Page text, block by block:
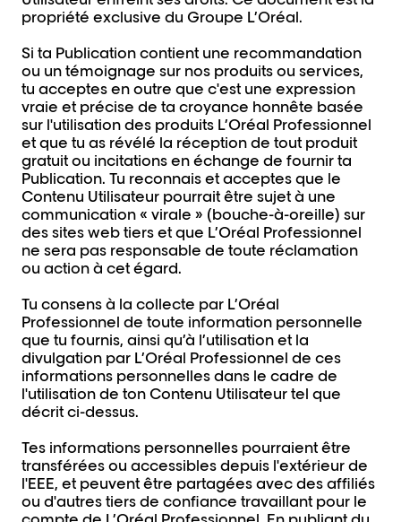
propriété exclusive du Groupe L’Oréal.
Si ta Publication contient une recommandation
ou un témoignage sur nos produits ou services,
tu acceptes en outre que c'est une expression
vraie et précise de ta croyance honnête basée
sur l'utilisation des produits L’Oréal Professionnel
et que tu as révélé la réception de tout produit
gratuit ou incitations en échange de fournir ta
Publication. Tu reconnais et acceptes que le
Contenu Utilisateur pourrait être sujet à une
communication « virale » (bouche-à-oreille) sur
des sites web tiers et que L’Oréal Professionnel
ne sera pas responsable de toute réclamation
ou action à cet égard.
Tu consens à la collecte par L’Oréal
Professionnel de toute information personnelle
que tu fournis, ainsi qu’à l’utilisation et la
divulgation par L’Oréal Professionnel de ces
informations personnelles dans le cadre de
l'utilisation de ton Contenu Utilisateur tel que
décrit ci-dessus.
Tes informations personnelles pourraient être
transférées ou accessibles depuis l'extérieur de
l'EEE, et peuvent être partagées avec des affiliés
ou d'autres tiers de confiance travaillant pour le